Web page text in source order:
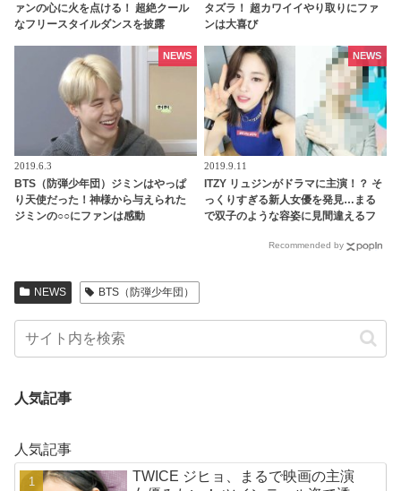
ァンの心に火を点ける！ 超絶クール
なフリースタイルダンスを披露
タズラ！ 超カワイイやり取りにファ
ンは大喜び
2019.6.3
BTS（防弾少年団）ジミンはやっぱ
り天使だった！神様から与えられた
ジミンの○○にファンは感動
NEWS
2019.9.11
ITZY リュジンがドラマに主演！？ そ
っくりすぎる新人女優を発見…まる
で双子のような容姿に見間違えるフ
NEWS
Recommended by
NEWS BTS（防弾少年団）
人気記事
人気記事
TWICE ジヒョ、まるで映画の主演